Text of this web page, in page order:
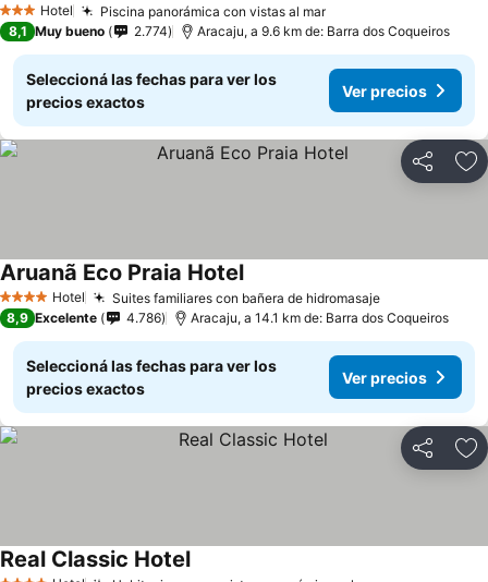
3 Estrellas
Hotel Piscina panorámica con vistas al mar
8,1 Muy bueno 2.774 Aracaju, a 9.6 km de: Barra dos Coqueiros
Seleccioná las fechas para ver los
precios exactos
Ver precios
Compartir
4 EstrellasHotel Suites familiares con bañera de hidromasaje
Aruanã Eco Praia Hotel
8,9 Excelente 4.786 Aracaju, a 14.1 km de: Barra dos Coqueiros
Seleccioná las fechas para ver los
precios exactos
Ver precios
Compartir
Real Classic Hotel